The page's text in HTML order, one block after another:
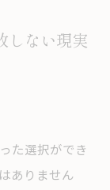
しない現実
た選択ができ
ありません